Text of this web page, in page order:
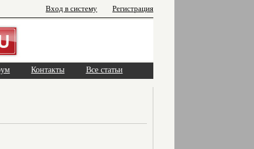
Вход в систему Регистрация
Контакты Все статьи